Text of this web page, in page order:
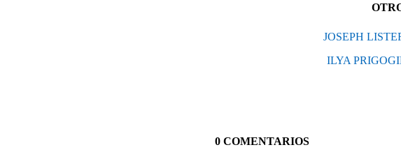
JOSEPH
ILYA
0 COMENTARIOS